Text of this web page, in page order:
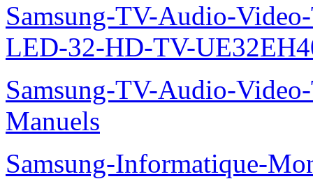
Samsung-TV-Audio-
LED-32-HD-TV-
Samsung-TV-Audio-
Manuels
Samsung-Informatique-